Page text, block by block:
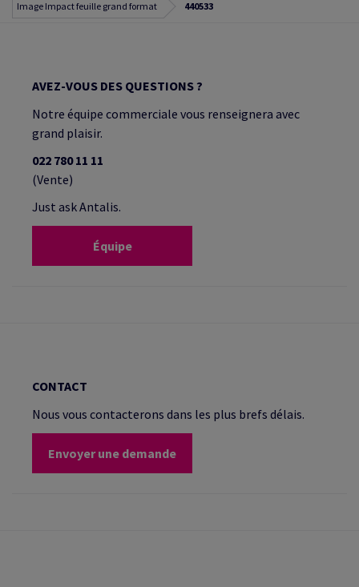
Image Impact feuille grand format 440533
AVEZ-VOUS DES QUESTIONS ?
Notre équipe commerciale vous renseignera avec
grand plaisir.
022 780 11 11
(Vente)
Just ask Antalis.
Équipe
CONTACT
Nous vous contacterons dans les plus brefs délais.
Envoyer une demande